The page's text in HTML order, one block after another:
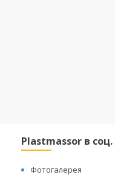
Plastmassor в соц.
Фотогалерея